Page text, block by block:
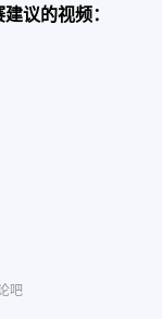
议的视频：
吧